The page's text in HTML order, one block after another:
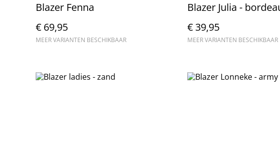
Blazer Fenna
€ 69,95
MEER VARIANTEN BESCHIKBAAR
Blazer Julia -
€ 39,95
MEER VARIANTEN BESCHIKBAAR